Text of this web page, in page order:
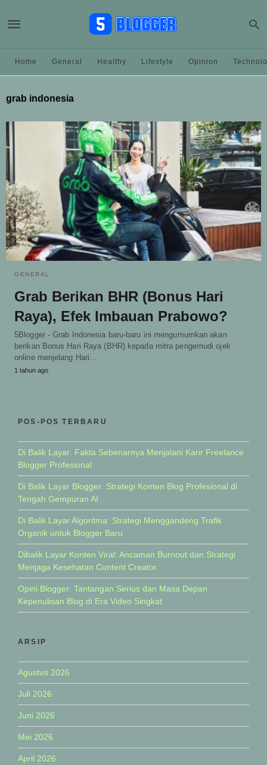
Home General Healthy Lifestyle Opinion
grab indonesia
GENERAL
Grab Berikan BHR (Bonus Hari
Raya), Efek Imbauan Prabowo?
5Blogger - Grab Indonesia baru-baru ini mengumumkan akan
berikan Bonus Hari Raya (BHR) kepada mitra pengemudi ojek
online menjelang Hari…
1 tahun ago
POS-POS TERBARU
Di Balik Layar: Fakta Sebenarnya Menjalani Karir Freelance
Blogger Profesional
Di Balik Layar Blogger: Strategi Konten Blog Profesional di
Tengah Gempuran AI
Di Balik Layar Algoritma: Strategi Menggandeng Trafik
Organik untuk Blogger Baru
Dibalik Layar Konten Viral: Ancaman Burnout dan Strategi
Menjaga Kesehatan Content Creator
Opini Blogger: Tantangan Serius dan Masa Depan
Kepenulisan Blog di Era Video Singkat
ARSIP
Agustus 2026
Juli 2026
Juni 2026
Mei 2026
April 2026